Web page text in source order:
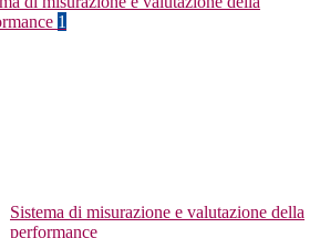
1
Sistema di misurazione e valutazione della
performance